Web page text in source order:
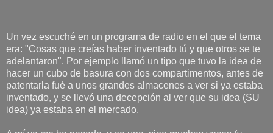
Un vez escuché en un programa de radio en el que el tema
era: "Cosas que creías haber inventado tú y que otros se te
adelantaron". Por ejemplo llamó un tipo que tuvo la idea de
hacer un cubo de basura con dos compartimentos, antes de
patentarla fué a unos grandes almacenes a ver si ya estaba
inventado, y se llevó una decepción al ver que su idea (SU
idea) ya estaba en el mercado.